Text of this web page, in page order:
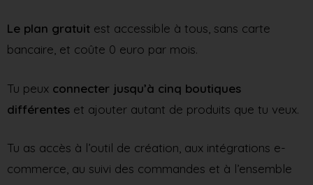
Le plan gratuit est accessible à tous, sans carte
bancaire, et coûte 0 euro par mois.
Tu peux connecter jusqu’à cinq boutiques
différentes et ajouter autant de produits que tu veux.
Tu as accès à l’outil de création, aux intégrations e-
commerce, au suivi des commandes et à l’ensemble